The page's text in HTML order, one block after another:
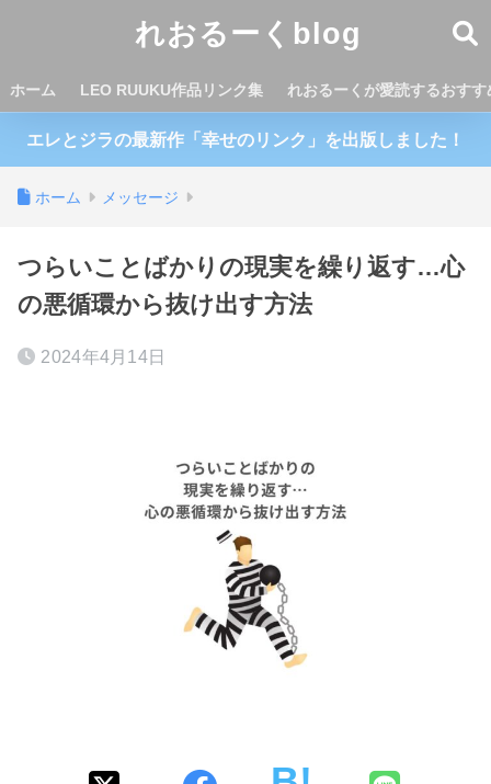
れおるーくblog
ホーム LEO RUUKU作品リンク集 れおるーくが愛読するおすす
エレとジラの最新作「幸せのリンク」を出版しました！
ホーム メッセージ
つらいことばかりの現実を繰り返す…心
の悪循環から抜け出す方法
2024年4月14日